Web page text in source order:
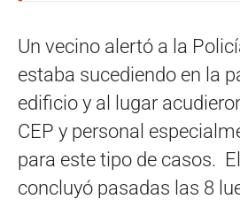
Un vecino alertó a la
estaba sucediendo en la
edificio y al lugar
CEP y personal
para este tipo de casos.
concluyó pasadas las 8